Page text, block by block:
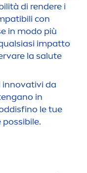
di rendere i
con
in modo più
impatto
la salute
innovativi da
in
le tue